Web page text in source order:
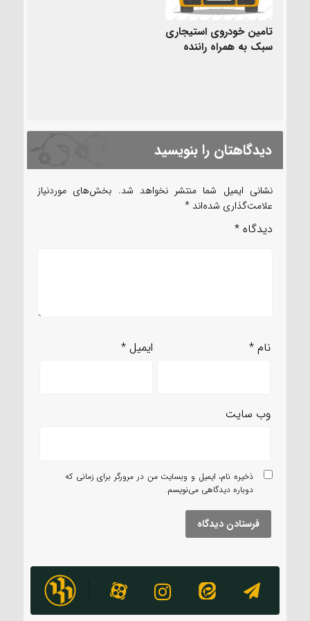
تامین خودروی استیجاری
سبک به همراه راننده
دیدگاهتان را بنویسید
نشانی ایمیل شما منتشر نخواهد شد. بخش‌های موردنیاز
علامت‌گذاری شده‌اند *
دیدگاه *
نام* ایمیل*
وب‌ سایت
ذخیره نام، ایمیل و وبسایت من در مرورگر برای زمانی که
دوباره دیدگاهی می‌نویسم.